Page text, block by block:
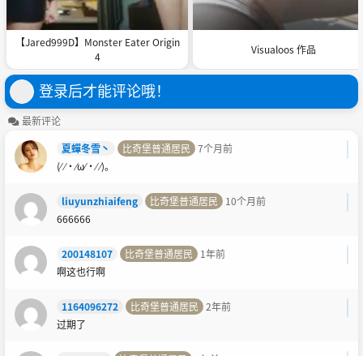
【Jared999D】Monster Eater Origin
4
Visualoos 作品
登录后才能评论哦！
最新评论
夏蟬冬雪丶
比奇堡普通居民 7个月前
(⁄ ⁄•⁄ω⁄•⁄ ⁄)。
liuyunzhiaifeng 比奇堡普通居民
10个月前
666666
200148107 比奇堡普通居民
1年前
啊这也行啊
1164096272 比奇堡普通居民 2年前
过期了